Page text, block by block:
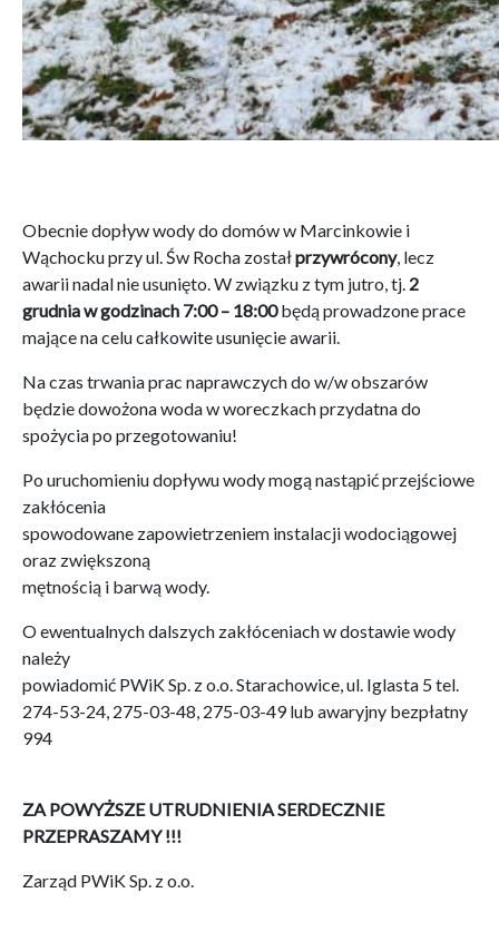
Obecnie dopływ wody do domów w Marcinkowie i
Wąchocku przy ul. Św Rocha zostałprzywrócony, lecz
awarii nadal nie usunięto. W związku z tym jutro, tj. 2
grudnia w godzinach 7:00 – 18:00będą prowadzone prace
mające na celu całkowite usunięcie awarii.
Na czas trwania prac naprawczych do w/w obszarów
będzie dowożona woda w woreczkach przydatna do
spożycia po przegotowaniu!
Po uruchomieniu dopływu wody mogą nastąpić przejściowe
zakłócenia
spowodowane zapowietrzeniem instalacji wodociągowej
oraz zwiększoną
mętnością i barwą wody.
O ewentualnych dalszych zakłóceniach w dostawie wody
należy
powiadomić PWiK Sp. z o.o. Starachowice, ul. Iglasta 5 tel.
274-53-24, 275-03-48, 275-03-49 lub awaryjny bezpłatny
994
ZA POWYŻSZE UTRUDNIENIA SERDECZNIE
PRZEPRASZAMY !!!
Zarząd PWiK Sp. z o.o.